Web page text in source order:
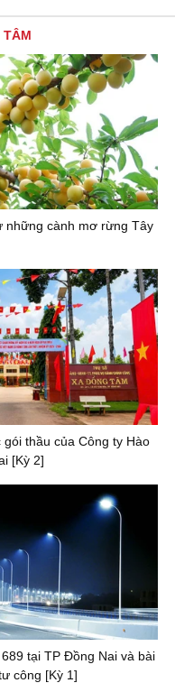
TÂM
những cành mơ rừng Tây
thầu của Công ty Hào
[Kỳ 2]
tại TP Đồng Nai và bài
công [Kỳ 1]